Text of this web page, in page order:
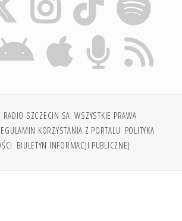
SZCZECIN SA. WSZYSTKIE PRAWA
KORZYSTANIA Z PORTALU POLITYKA
BIULETYN INFORMACJI PUBLICZNEJ